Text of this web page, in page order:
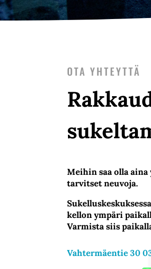
OTA YHTEYTTÄ
Meihin saa olla aina
tarvitset neuvoja.
kellon ympäri
Varmista siis
Vahtermäentie 30